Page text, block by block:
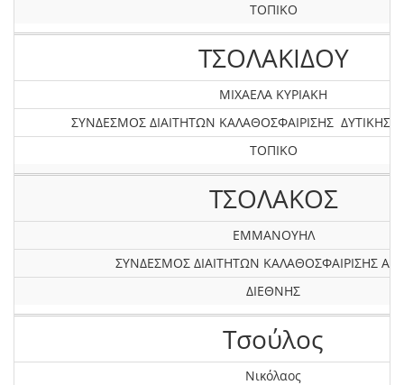
ΤΟΠΙΚΟ
ΤΣΟΛΑΚΙΔΟΥ
ΜΙΧΑΕΛΑ ΚΥΡΙΑΚΗ
ΣΥΝΔΕΣΜΟΣ ΔΙΑΙΤΗΤΩΝ ΚΑΛΑΘΟΣΦΑΙΡΙΣΗΣ ΔΥΤΙΚΗΣ
ΤΟΠΙΚΟ
ΤΣΟΛΑΚΟΣ
ΕΜΜΑΝΟΥΗΛ
ΣΥΝΔΕΣΜΟΣ ΔΙΑΙΤΗΤΩΝ ΚΑΛΑΘΟΣΦΑΙΡΙΣΗΣ
ΔΙΕΘΝΗΣ
Τσούλος
Νικόλαος